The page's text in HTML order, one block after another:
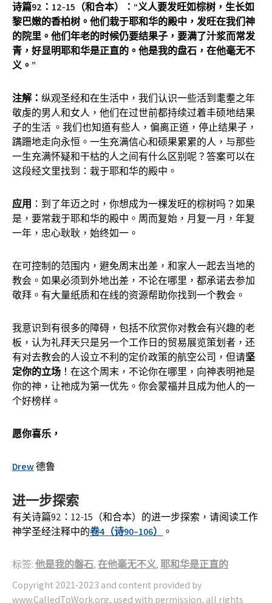
诗篇92 ： 12-15 （和合本）：“义人要发旺如棕树，生长如
黎巴嫩的香柏树。他们栽于耶和华的殿中，发旺在我们神
的院里。他们年老的时候仍要结果子，要满了汁浆而常发
青，好显明耶和华是正直的。他是我的盘石，在他毫无不
义。 ”
注解： 纵观圣经和在生活中，我们认识一些活到耄耋之年
敬虔的男人和女人，他们在过世前都持续过着丰硕地结果
子的生活 。我们也知道有些人，偏离正道，停止结果子，
蹒跚地走向永恒。一生充满信心和硕果累累的人，与那些
一生充满怀疑和干枯的人之间有什么区别呢？答案可以在
这段经文里找到：栽于耶和华的殿中。
应用 ：到了年迈之时，你想成为一棵发旺的棕树吗？如果
是，要常栽于耶和华的殿中。周而复始，月复一月，年复
一年，忠心耿耿，始终如一。
在可控制的范围内，避免周末出差，和家人一起去当地的
教会。如果必须到外地出差，不论在哪里，都承诺去参加
敬拜。有大量纸质和在线的资源帮助你找到一个教会。
我意识到有很多的障碍，包括不欣赏你对教会有兴趣的老
板，认为礼拜天只是另一个工作日的贸易展览策划者，还
有对去教会的人设立不利的定价政策的航空公司，但请坚
定你的立场 ！在这个周末，不论你在哪里，向神表明祂是
你的神，让祂成为第一优先。你会蒙福并且成为他人的一
个好榜样。
愿你喜乐，
Drew德鲁
进一步探索
有关诗篇92：12-15（和合本）的进一步探索，请阅读工作
神学圣经注释中的卷4（诗90–106） 。
标签:他是我的磐石,在他毫无不义,耶和华是正直的